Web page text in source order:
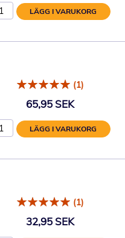
LÄGG I VARUKORG
(1)
65,95 SEK
LÄGG I VARUKORG
(1)
32,95 SEK